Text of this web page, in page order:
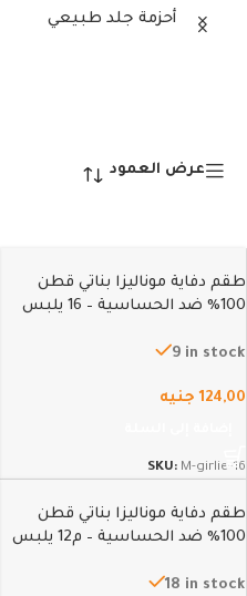
أحزمة جلد طبيعي
عرض العمود
طقم دفاية موناليزا بناتي قطن
100% ضد الحساسية – 16 يلبس
9 in stock
124,00 جنيه
SKU: M-girlie-16
طقم دفاية موناليزا بناتي قطن
100% ضد الحساسية – م12 يلبس
18 in stock